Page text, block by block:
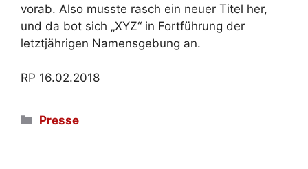
vorab. Also musste rasch ein neuer Titel her,
und da bot sich „XYZ“ in Fortführung der
letztjährigen Namensgebung an.
RP 16.02.2018
Kategorien
Presse